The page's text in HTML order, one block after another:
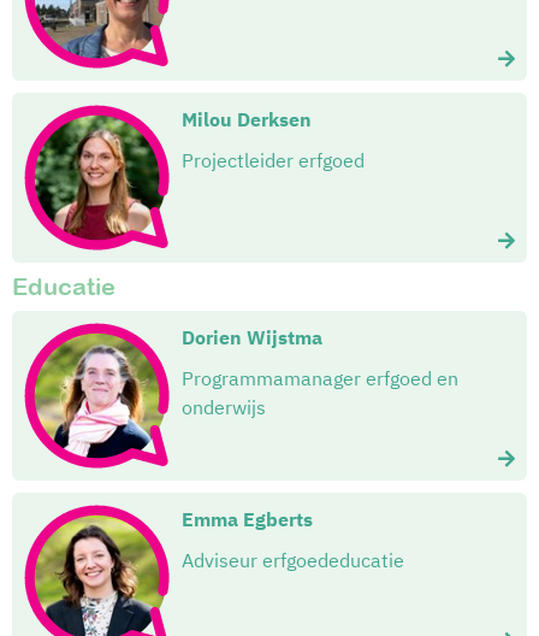
Milou Derksen
Projectleider erfgoed
Educatie
Dorien Wijstma
Programmamanager erfgoed en
onderwijs
Emma Egberts
Adviseur erfgoededucatie